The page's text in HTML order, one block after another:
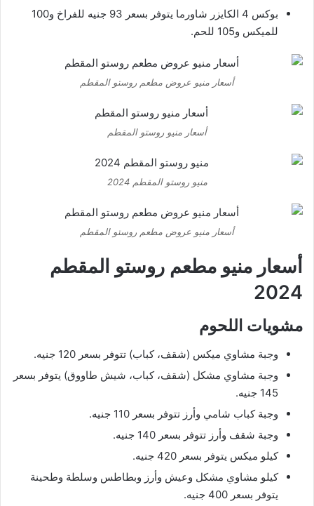
بوكس 4 الكايزر شاورما يتوفر بسعر 93 جنيه للفراخ و100
للميكس و105 للحم.
أسعار منيو عروض مطعم روستو المقطم
أسعار منيو روستو المقطم
منيو روستو المقطم 2024
أسعار منيو عروض مطعم روستو المقطم
أسعار منيو مطعم روستو المقطم
2024
مشويات اللحوم
وجبة مشاوي ميكس (شقف، كباب) تتوفر بسعر 120 جنيه.
وجبة مشاوي مشكل (شقف، كباب، شيش طاووق) يتوفر بسعر
145 جنيه.
وجبة كباب شامي وأرز تتوفر بسعر 110 جنيه.
وجبة شقف وأرز تتوفر بسعر 140 جنيه.
كيلو ميكس يتوفر بسعر 420 جنيه.
كيلو مشاوي مشكل وعيش وأرز وبطاطس وسلطة وطحينة
يتوفر بسعر 400 جنيه.